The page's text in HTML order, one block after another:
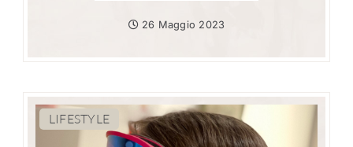
26 Maggio 2023
LIFESTYLE